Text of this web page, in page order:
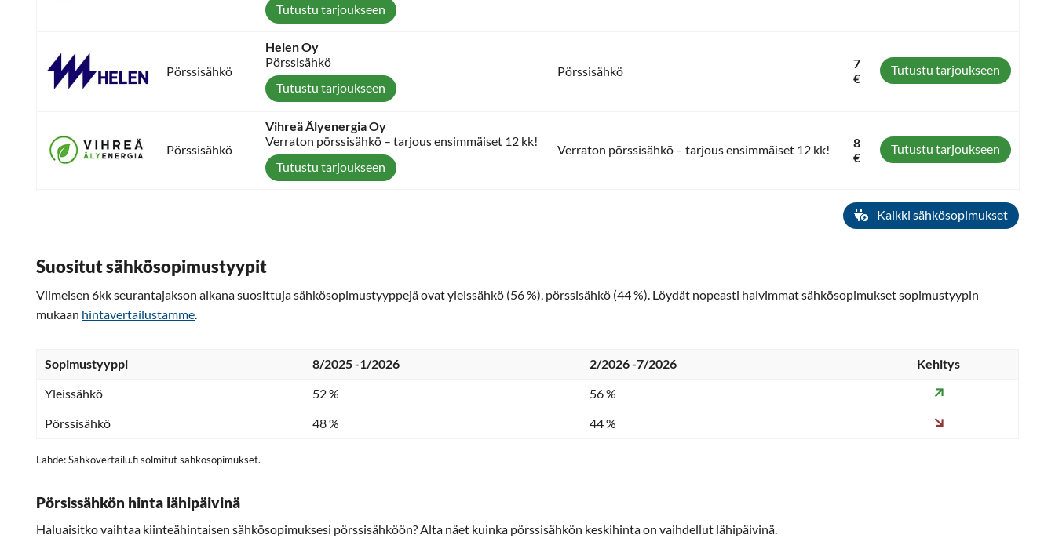
Tutustu tarjoukseen
Pörssisähkö
Helen Oy
Pörssisähkö
Tutustu tarjoukseen
Pörssisähkö
7
€
Tutustu tarjoukseen
Pörssisähkö
Vihreä Älyenergia Oy
Verraton pörssisähkö – tarjous ensimmäiset 12 kk!
Tutustu tarjoukseen
Verraton pörssisähkö – tarjous ensimmäiset 12 kk!
8
€
Tutustu tarjoukseen
Kaikki sähkösopimukset
Suositut sähkösopimustyypit
Viimeisen 6kk seurantajakson aikana suosittuja sähkösopimustyyppejä ovat yleissähkö (56 %), pörssisähkö (44 %). Löydät nopeasti halvimmat sähkösopimukset sopimustyypin
mukaan hintavertailustamme
Sopimustyyppi 8/2025 -1/2026 2/2026 -7/2026
Kehitys
Yleissähkö
52 %
56 %
Pörssisähkö
48 % 44 %
Lähde: Sähkövertailu.fi solmitut sähkösopimukset.
Pörsissähkön hinta lähipäivinä
Haluaisitko vaihtaa kiinteähintaisen sähkösopimuksesi pörssisähköön? Alta näet kuinka pörssisähkön keskihinta on vaihdellut lähipäivinä.